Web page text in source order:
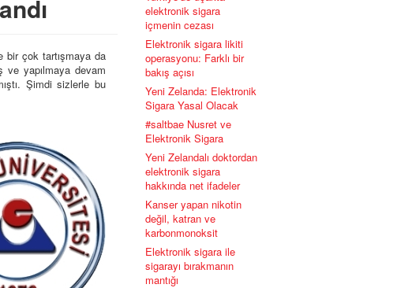
bir çok tartışmaya da
ve yapılmaya devam
Şimdi sizlerle bu
elektronik sigara
içmenin cezası
Elektronik sigara likiti
operasyonu: Farklı bir
bakış açısı
Yeni Zelanda: Elektronik
Sigara Yasal Olacak
#saltbae Nusret ve
Elektronik Sigara
Yeni Zelandalı doktordan
elektronik sigara
hakkında net ifadeler
Kanser yapan nikotin
değil, katran ve
karbonmonoksit
Elektronik sigara ile
sigarayı bırakmanın
mantığı